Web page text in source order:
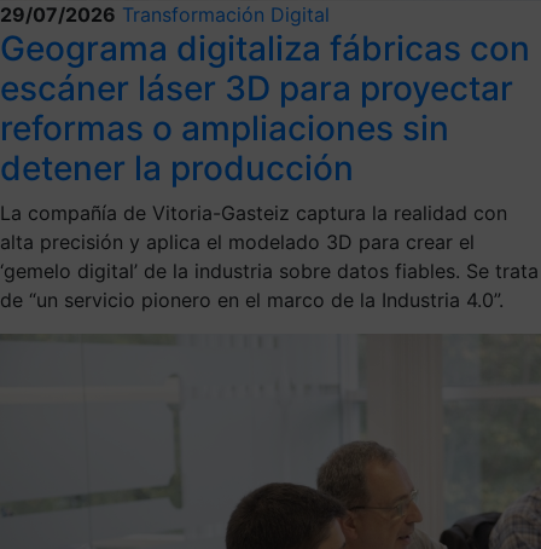
29/07/2026 Transformación Digital
Geograma digitaliza fábricas con
escáner láser 3D para proyectar
reformas o ampliaciones sin
detener la producción
La compañía de Vitoria-Gasteiz captura la realidad con
alta precisión y aplica el modelado 3D para crear el
‘gemelo digital’ de la industria sobre datos fiables. Se trata
de “un servicio pionero en el marco de la Industria 4.0”.